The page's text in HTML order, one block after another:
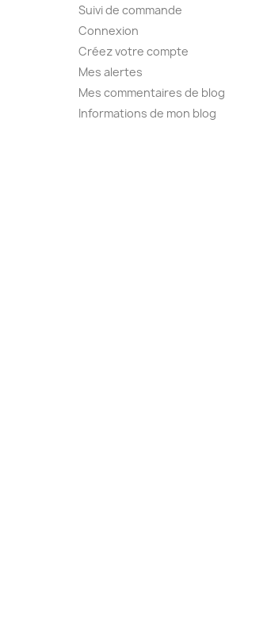
Suivi de commande
Connexion
Créez votre compte
Mes alertes
Mes commentaires de blog
Informations de mon blog